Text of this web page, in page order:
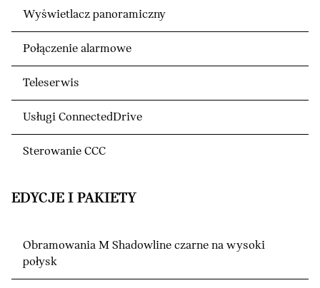
Wyświetlacz panoramiczny
Połączenie alarmowe
Teleserwis
Usługi ConnectedDrive
Sterowanie CCC
EDYCJE I PAKIETY
Obramowania M Shadowline czarne na wysoki
połysk